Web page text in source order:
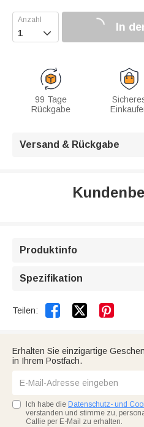
 In
99 Tage
Rückgabe
Versand & Rückgabe
Produktinfo
Spezifikation
Teilen:  
Erhalten Sie einzigartige
in Ihrem Postfach.
Ich habe die Datenschutz- und
verstanden und stimme zu,
Callie per E-Mail zu erhalten.